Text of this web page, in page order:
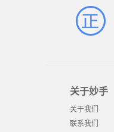
关于妙手
关于我们
联系我们